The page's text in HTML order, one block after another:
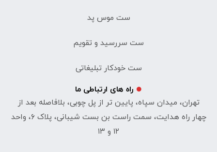
ست موس پد
ست سررسید و تقویم
ست خودکار تبلیغاتی
راه های ارتباطی ما
تهران، میدان سپاه، پایین تر از پل چوبی، بلافاصله بعد از
چهار راه هدایت، سمت راست بن بست شیبانی، پلاک ۶، واحد
۱۲ و ۱۳